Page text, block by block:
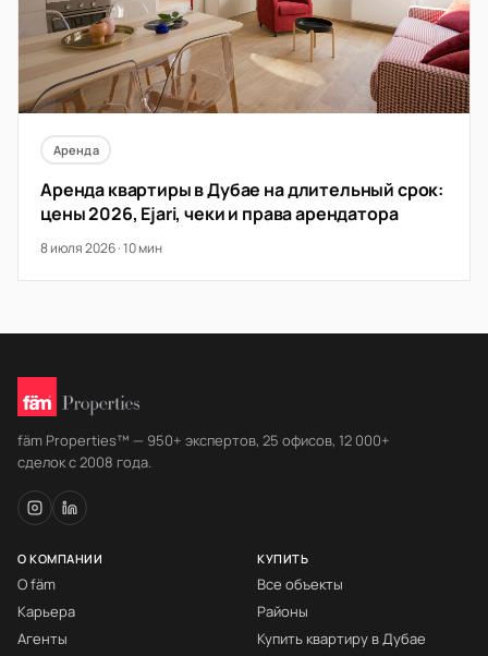
Аренда
Аренда квартиры в Дубае на длительный срок:
цены 2026, Ejari, чеки и права арендатора
8 июля 2026 · 10 мин
fäm Properties™ — 950+ экспертов, 25 офисов, 12 000+
сделок с 2008 года.
О КОМПАНИИ
О fäm
Карьера
Агенты
КУПИТЬ
Все объекты
Районы
Купить квартиру в Дубае